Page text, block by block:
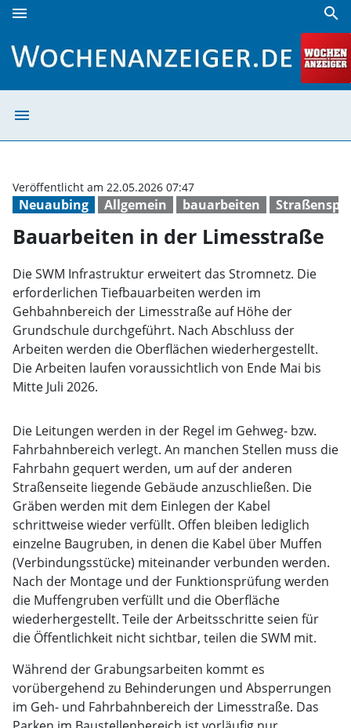
menu search
menu
Neuaubing Allgemein bauarbeiten
Veröffentlicht am 22.05.2026 07:47
Bauarbeiten in der Limesstraße
Die SWM Infrastruktur erweitert das Stromnetz. Die
erforderlichen Tiefbauarbeiten werden im
Gehbahnbereich der Limesstraße auf Höhe der
Grundschule durchgeführt. Nach Abschluss der
Arbeiten werden die Oberflächen wiederhergestellt.
Die Arbeiten laufen voraussichtlich von Ende Mai bis
Mitte Juli 2026.
Die Leitungen werden in der Regel im Gehweg- bzw.
Fahrbahnbereich verlegt. An manchen Stellen muss die
Fahrbahn gequert werden, um auf der anderen
Straßenseite liegende Gebäude anzuschließen. Die
Gräben werden mit dem Einlegen der Kabel
schrittweise wieder verfüllt. Offen bleiben lediglich
einzelne Baugruben, in denen die Kabel über Muffen
(Verbindungsstücke) miteinander verbunden werden.
Nach der Montage und der Funktionsprüfung werden
die Muffengruben verfüllt und die Oberfläche
wiederhergestellt. Teile der Arbeitsschritte seien für
die Öffentlichkeit nicht sichtbar, teilen die SWM mit.
Während der Grabungsarbeiten kommt es
vorübergehend zu Behinderungen und Absperrungen
im Geh- und Fahrbahnbereich der Limesstraße. Das